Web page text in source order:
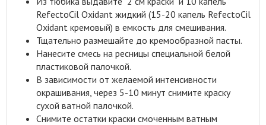
RefectoCil Oxidant жидкий (15-20 капель RefectoCil
Oxidant кремовый) в емкость для смешивания.
Тщательно размешайте до кремообразной пасты.
Нанесите смесь на ресницы специальной белой
пластиковой палочкой.
В зависимости от желаемой интенсивности
окрашивания, через 5-10 минут снимите краску
сухой ватной палочкой.
Снимите остатки краски смоченным ватным